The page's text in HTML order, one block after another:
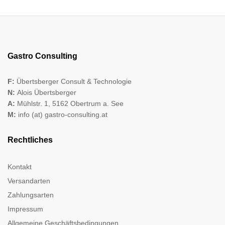
Gastro Consulting
F: Übertsberger Consult & Technologie
N: Alois Übertsberger
A: Mühlstr. 1, 5162 Obertrum a. See
M: info (at) gastro-consulting.at
Rechtliches
Kontakt
Versandarten
Zahlungsarten
Impressum
Allgemeine Geschäftsbedingungen